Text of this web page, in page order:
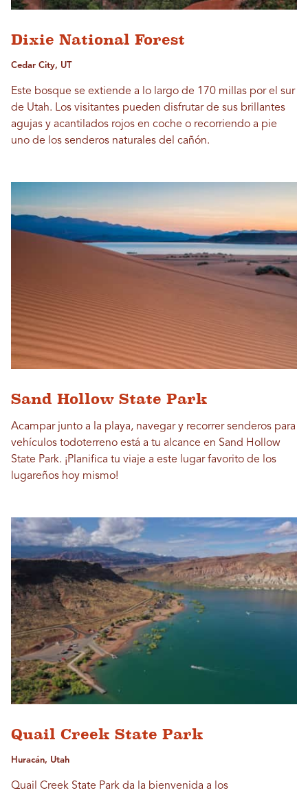
Dixie National Forest
Cedar City, UT
Este bosque se extiende a lo largo de 170 millas por el sur
de Utah. Los visitantes pueden disfrutar de sus brillantes
agujas y acantilados rojos en coche o recorriendo a pie
uno de los senderos naturales del cañón.
Sand Hollow State Park
Acampar junto a la playa, navegar y recorrer senderos para
vehículos todoterreno está a tu alcance en Sand Hollow
State Park. ¡Planifica tu viaje a este lugar favorito de los
lugareños hoy mismo!
Quail Creek State Park
Huracán, Utah
Quail Creek State Park da la bienvenida a los